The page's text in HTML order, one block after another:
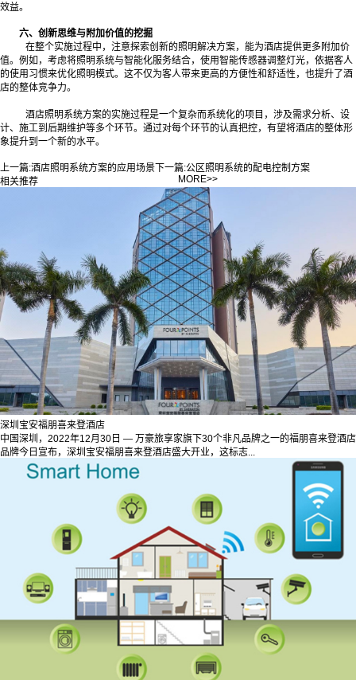
效益。
六、创新思维与附加价值的挖掘
在整个实施过程中，注意探索创新的照明解决方案，能为酒店提供更多附加价
值。例如，考虑将照明系统与智能化服务结合，使用智能传感器调整灯光，依据客人
的使用习惯来优化照明模式。这不仅为客人带来更高的方便性和舒适性，也提升了酒
店的整体竞争力。
酒店照明系统方案的实施过程是一个复杂而系统化的项目，涉及需求分析、设
计、施工到后期维护等多个环节。通过对每个环节的认真把控，有望将酒店的整体形
象提升到一个新的水平。‍
上一篇:酒店照明系统方案的应用场景 下一篇:公区照明系统的配电控制方案
相关推荐
MORE>>
深圳宝安福朋喜来登酒店
中国深圳，2022年12月30日 — 万豪旅享家旗下30个非凡品牌之一的福朋喜来登酒店
品牌今日宣布，深圳宝安福朋喜来登酒店盛大开业，这标志...